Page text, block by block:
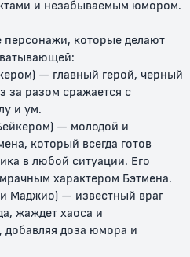
Lego Звездные войны: Империя
наносит удар
6+
и незабываемым юмором.
персонажи, которые делают
— главный герой, черный
за разом сражается с
и ум.
— молодой и
который всегда готов
в любой ситуации. Его
характером Бэтмена.
Маджио) — известный враг
жаждет хаоса и
доза юмора и